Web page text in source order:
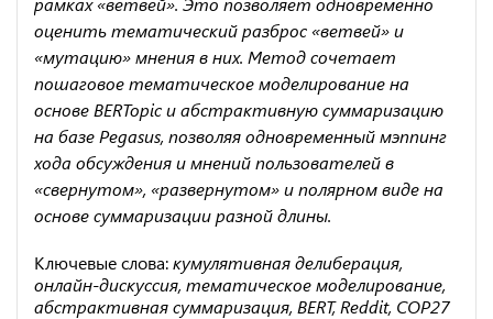
оценить тематический разброс «ветвей» и
«мутацию» мнения в них. Метод сочетает
пошаговое тематическое моделирование на
основе BERTopic и абстрактивную суммаризацию
на базе Pegasus, позволяя одновременный мэппинг
хода обсуждения и мнений пользователей в
«свернутом», «развернутом» и полярном виде на
основе суммаризации разной длины.
Ключевые слова:кумулятивная делиберация,
онлайн-дискуссия, тематическое моделирование,
абстрактивная суммаризация, BERT, Reddit, COP27